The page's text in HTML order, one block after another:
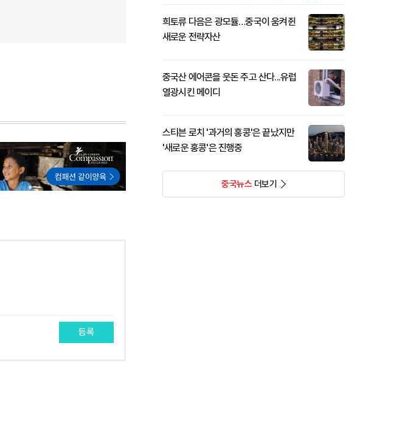
등록
희토류 다음은 광모듈…중국이 움켜쥔
새로운 전략자산
중국산 에어콘을 웃돈 주고 산다...유럽
열광시킨 메이디
스티븐 로치 '과거의 홍콩'은 끝났지만
'새로운 홍콩'은 진행중
중국뉴스더보기